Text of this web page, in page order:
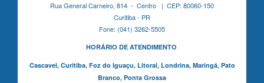
Rua General Carneiro, 814 - Centro | CEP: 80060-150
Curitiba - PR
Fone: (041) 3262-5505
HORÁRIO DE ATENDIMENTO
Cascavel, Curitiba,Foz do Iguaçu, Litoral, Londrina, Maringá, Pato
Branco, Ponta Grossa